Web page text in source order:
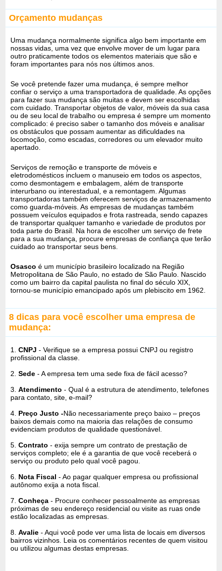
Orçamento mudanças
Uma mudança normalmente significa algo bem importante em
nossas vidas, uma vez que envolve mover de um lugar para
outro praticamente todos os elementos materiais que são e
foram importantes para nós nos últimos anos.
Se você pretende fazer uma mudança, é sempre melhor
confiar o serviço a uma transportadora de qualidade. As opções
para fazer sua mudança são muitas e devem ser escolhidas
com cuidado. Transportar objetos de valor, móveis da sua casa
ou de seu local de trabalho ou empresa é sempre um momento
complicado: é preciso saber o tamanho dos móveis e analisar
os obstáculos que possam aumentar as dificuldades na
locomoção, como escadas, corredores ou um elevador muito
apertado.
Serviços de remoção e transporte de móveis e
eletrodomésticos incluem o manuseio em todos os aspectos,
como desmontagem e embalagem, além de transporte
interurbano ou interestadual, e a remontagem. Algumas
transportadoras também oferecem serviços de armazenamento
como guarda-móveis. As empresas de mudanças também
possuem veículos equipados e frota rastreada, sendo capazes
de transportar qualquer tamanho e variedade de produtos por
toda parte do Brasil. Na hora de escolher um serviço de frete
para a sua mudança, procure empresas de confiança que terão
cuidado ao transportar seus bens.
Osasco é um município brasileiro localizado na Região
Metropolitana de São Paulo, no estado de São Paulo. Nascido
como um bairro da capital paulista no final do século XIX,
tornou-se município emancipado após um plebiscito em 1962.
8 dicas para você escolher uma empresa de
mudança:
1.CNPJ - Verifique se a empresa possui CNPJ ou registro
profissional da classe.
2.Sede - A empresa tem uma sede fixa de fácil acesso?
3.Atendimento - Qual é a estrutura de atendimento, telefones
para contato, site, e-mail?
4. Preço Justo -Não necessariamente preço baixo – preços
baixos demais como na maioria das relações de consumo
evidenciam produtos de qualidade questionável.
5.Contrato - exija sempre um contrato de prestação de
serviços completo; ele é a garantia de que você receberá o
serviço ou produto pelo qual você pagou.
6. Nota Fiscal - Ao pagar qualquer empresa ou profissional
autônomo exija a nota fiscal.
7.Conheça - Procure conhecer pessoalmente as empresas
próximas de seu endereço residencial ou visite as ruas onde
estão localizadas as empresas.
8.Avalie - Aqui você pode ver uma lista de locais em diversos
bairros vizinhos. Leia os comentários recentes de quem visitou
ou utilizou algumas destas empresas.